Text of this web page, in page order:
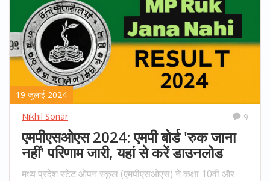
19 जुलाई 2024
Nikhil Sonar
9
एमपीएसओएस 2024: एमपी बोर्ड 'रुक जाना
नहीं' परिणाम जारी, यहां से करें डाउनलोड
मध्य प्रदेश स्टेट ओपन स्कूल (एमपीएसओएस) ने कक्षा 10वीं और